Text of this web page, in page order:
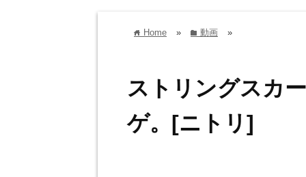
home Home » folder 動画 »
ストリングスカ
ゲ。[ニトリ]